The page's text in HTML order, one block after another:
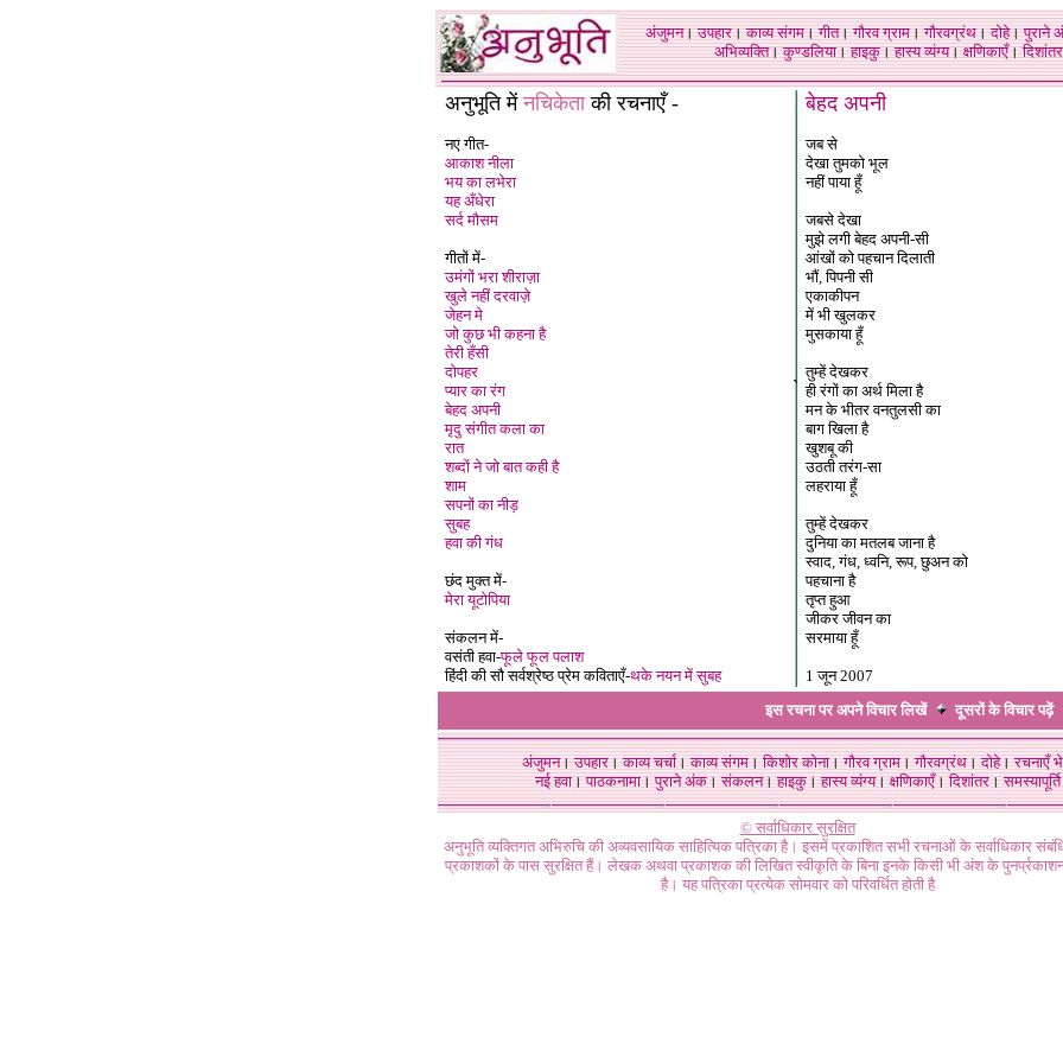
अंजुमन।उपहार।काव्य संगम।गीत।गौरव ग्राम।गौरवग्रंथ।दोहे।पुराने
अभिव्यक्ति।कुण्डलिया।हाइकु।हास्य व्यंग्य।क्षणिकाएँ।दिशांतर
अनुभूति मेंनचिकेताकी रचनाएँ -
नए गीत-
आकाश नीला
भय का लभेरा
यह अँधेरा
सर्द मौसम
गीतों में-
उमंगों भरा शीराज़ा
खुले नहीं दरवाज़े
जेहन मे
जो कुछ भी कहना है
तेरी हँसी
दोपहर
प्यार का रंग
बेहद अपनी
मृदु संगीत कला का
रात
शब्दों ने जो बात कही है
शाम
सपनों का नीड़
सुबह
हवा की गंध
छंद मुक्तमें-
मेरा यूटोपिया
संकलन में-
वसंती हवा-फूले फूल पलाश
हिंदी की सौ सर्वश्रेष्ठ प्रेम कविताएँ-थके नयन में सुबह
`
बेहद अपनी
जब से
देखा तुमको भूल
नहीं पाया हूँ
जबसे देखा
मुझे लगी बेहद अपनी-सी
आंखों को पहचान दिलाती
भौं, पिपनी सी
एकाकीपन
में भी खुलकर
मुसकाया हूँ
तुम्हें देखकर
ही रंगों का अर्थ मिला है
मन के भीतर वनतुलसी का
बाग खिला है
खुशबू की
उठती तरंग-सा
लहराया हूँ
तुम्हें देखकर
दुनिया का मतलब जाना है
स्वाद, गंध, ध्वनि, रूप, छुअन को
पहचाना है
तृप्त हुआ
जीकर जीवन का
सरमाया हूँ
1 जून 2007
इस रचना पर अपने विचार लिखें
दूसरों के विचारपढ़ें
अंजुमन।उपहार।काव्य चर्चा।काव्य संगम।किशोर कोना।गौरव ग्राम।गौरवग्रंथ।दोहे।रचनाएँ
नई हवा। पाठकनामा। पुराने अंक। संकलन। हाइकु। हास्य व्यंग्य। क्षणिकाएँ। दिशांतर। समस्यापूर्ति
© सर्वाधिकार सुरक्षित
अनुभूति व्यक्तिगत अभिरुचि की अव्यवसायिक साहित्यिक पत्रिका है। इसमें प्रकाशित सभी रचनाओं के सर्वाधिकार
प्रकाशकों के पास सुरक्षित हैं। लेखक अथवा प्रकाशक की लिखित स्वीकृति के बिना इनके किसी भी अंश के
है। यह पत्रिका प्रत्येक सोमवार को परिवर्धित होती है